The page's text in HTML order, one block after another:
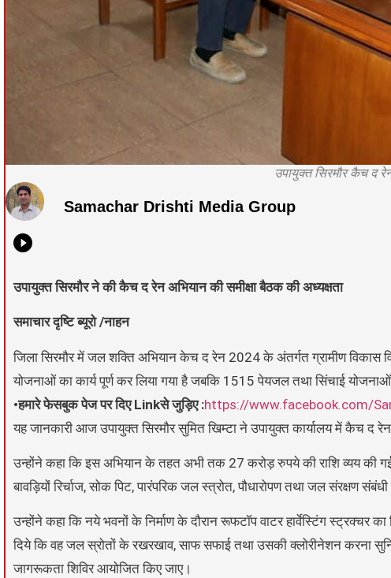
उपायुक्त सिरमौर कैच द
Samachar Drishti Media Group
उपायुक्त सिरमौर ने की कैच द रेन अभियान की समीक्षा बैठक की अध्यक्षता
समाचार दृष्टि ब्यूरो /नाहन
जिला सिरमौर में जल शक्ति अभियान केच द रेन 2024 के अंतर्गत ग्रामीण विकास
योजनाओं का कार्य पूर्ण कर लिया गया है जबकि 1515 पेयजल तथा सिंचाई योजनाओं
•हमारे फेसबुक पेज पर दिए Linkसे जुड़िए :https://www.facebook.com/
यह जानकारी आज उपायुक्त सिरमौर सुमित खिम्टा ने उपायुक्त कार्यालय में कैच द
उन्होंने कहा कि इस अभियान के तहत अभी तक 27 करोड़ रुपये की राशि व्यय की
बावड़ियों रिर्चाज, सोक पिट, पारंपरिक जल स्त्रोत, पौधारोपण तथा जल संरक्षण
उन्होंने कहा कि नये भवनों के निर्माण के दौरान रूफटॉप वाटर हार्वेस्टिंग स्ट्रक्चर
दिये कि वह जल स्रोतों के रखरखाव, साफ सफाई तथा उसकी क्लोरीनेशन करना
जागरूकता शिविर आयोजित किए जाए।